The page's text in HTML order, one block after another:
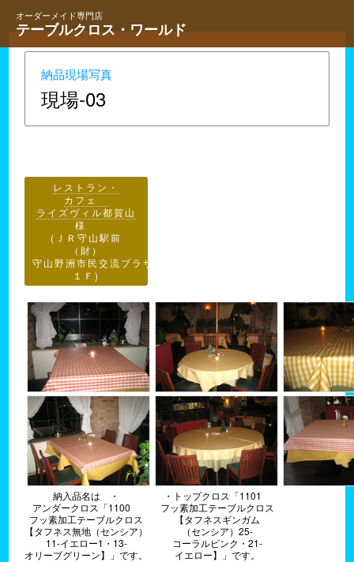
オーダーメイド専門店
テーブルクロス・ワールド
納品現場写真
現場-03
レストラン・
カフェ
ライズヴィル都賀山
様
(ＪＲ守山駅前
（財）
守山野洲市民交流プラザ
１Ｆ)
納入品名は ・
アンダークロス「1100
フッ素加工テーブルクロス
【タフネス無地（センシア）
11-イエロー1・13-
オリーブグリーン】」です。
・トップクロス「1101
フッ素加工テーブルクロス
【タフネスギンガム
（センシア）25-
コーラルピンク・21-
イエロー】」です。